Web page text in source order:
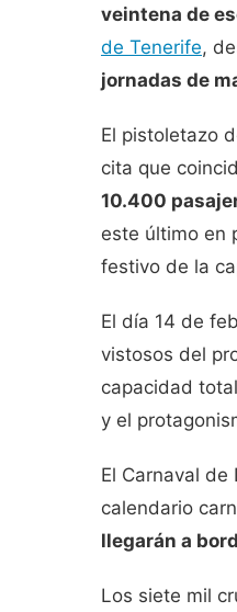
veintena de
de Tenerife,
jornadas de
El pistoletazo
cita que
10.400
este último en
festivo de la
El día 14 de
vistosos del
capacidad
y el
El Carnaval
calendario
llegarán a
Los siete mil